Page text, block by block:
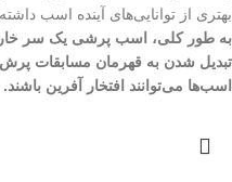
بهتری از توانایی‌های آینده اسب داشته
به طور کلی، اسب پرشی یک سر خارجی
تبدیل شدن به قهرمان مسابقات
اسب‌ها می‌توانند افتخار آفرین باشند.